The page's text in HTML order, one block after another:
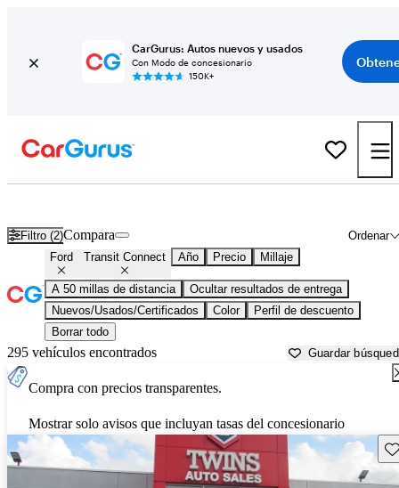
CarGurus: Autos nuevos y usados
Con Modo de concesionario
150K+
Filtro (2) Ordenar
Compara
Ford Transit Connect Año Precio Millaje
A 50 millas de distancia
Ocultar resultados de entrega
Nuevos/Usados/Certificados
Color
Perfil de descuento
Borrar todo
295 vehículos encontrados Guardar
Compra con precios transparentes.
Mostrar solo avisos que incluyan tasas del concesionario